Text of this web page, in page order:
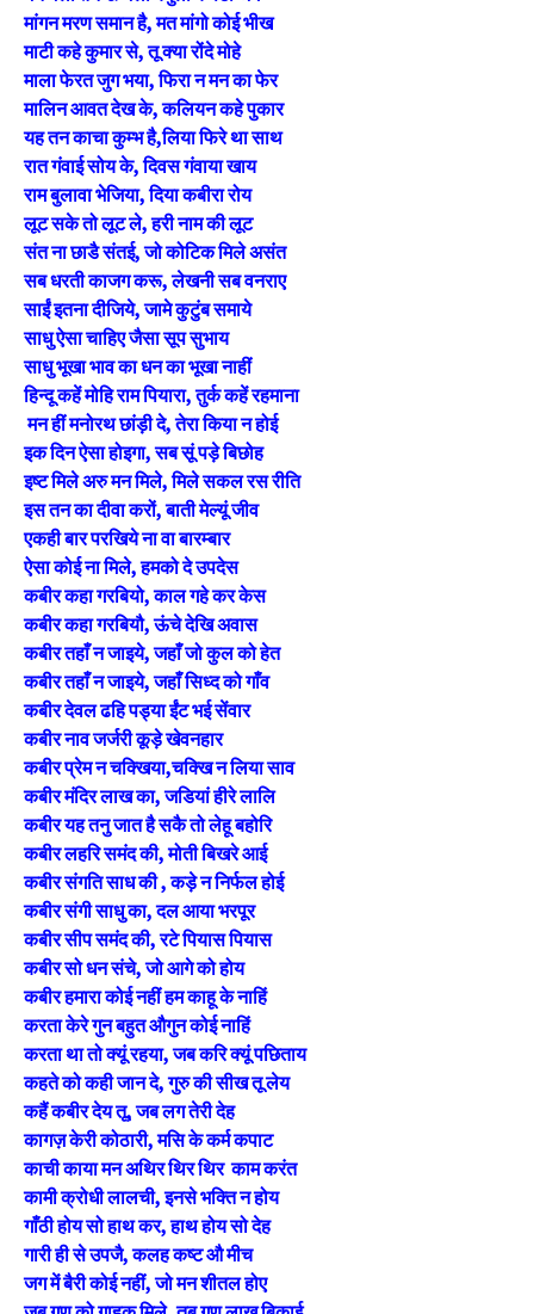
मांगन मरण समान है, मत मांगो कोई भीख
माटी कहे कुमार से, तू क्या रोंदे मोहे
माला फेरत जुग भया, फिरा न मन का फेर
मालिन आवत देख के, कलियन कहे पुकार
यह तन काचा कुम्भ है,लिया फिरे था साथ
रात गंवाई सोय के, दिवस गंवाया खाय
राम बुलावा भेजिया, दिया कबीरा रोय
लूट सके तो लूट ले, हरी नाम की लूट
संत ना छाडै संतई, जो कोटिक मिले असंत
सब धरती काजग करू, लेखनी सब वनराए
साईं इतना दीजिये, जामे कुटुंब समाये
साधु ऐसा चाहिए जैसा सूप सुभाय
साधु भूखा भाव का धन का भूखा नाहीं
हिन्दू कहें मोहि राम पियारा, तुर्क कहें रहमाना
मन हीं मनोरथ छांड़ी दे, तेरा किया न होई
इक दिन ऐसा होइगा, सब सूं पड़े बिछोह
इष्ट मिले अरु मन मिले, मिले सकल रस रीति
इस तन का दीवा करों, बाती मेल्यूं जीव
एकही बार परखिये ना वा बारम्बार
ऐसा कोई ना मिले, हमको दे उपदेस
कबीर कहा गरबियो, काल गहे कर केस
कबीर कहा गरबियौ, ऊंचे देखि अवास
कबीर तहाँ न जाइये, जहाँ जो कुल को हेत
कबीर तहाँ न जाइये, जहाँ सिध्द को गाँव
कबीर देवल ढहि पड्या ईंट भई सेंवार
कबीर नाव जर्जरी कूड़े खेवनहार
कबीर प्रेम न चक्खिया,चक्खि न लिया साव
कबीर मंदिर लाख का, जडियां हीरे लालि
कबीर यह तनु जात है सकै तो लेहू बहोरि
कबीर लहरि समंद की, मोती बिखरे आई
कबीर संगति साध की , कड़े न निर्फल होई
कबीर संगी साधु का, दल आया भरपूर
कबीर सीप समंद की, रटे पियास पियास
कबीर सो धन संचे, जो आगे को होय
कबीर हमारा कोई नहीं हम काहू के नाहिं
करता केरे गुन बहुत औगुन कोई नाहिं
करता था तो क्यूं रहया, जब करि क्यूं पछिताय
कहते को कही जान दे, गुरु की सीख तू लेय
कहैं कबीर देय तू, जब लग तेरी देह
कागज़ केरी कोठारी, मसि के कर्म कपाट
काची काया मन अथिर थिर थिर काम करंत
कामी क्रोधी लालची, इनसे भक्ति न होय
गाँठी होय सो हाथ कर, हाथ होय सो देह
गारी ही से उपजै, कलह कष्ट औ मीच
जग में बैरी कोई नहीं, जो मन शीतल होए